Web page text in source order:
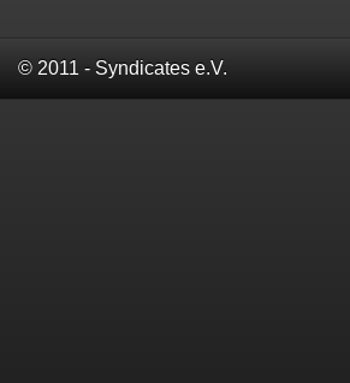
© 2011 - Syndicates e.V.